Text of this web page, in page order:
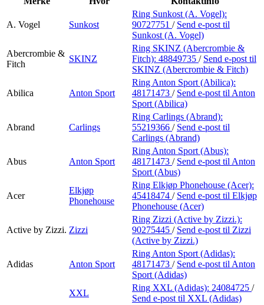
Praktisk informasjon
Ledige stillinger
Magasin
Gavekort
Finn frem
A. Vogel Sunkost
Ring Sunkost (A. Vogel):
90727751 / Send e-post til
Sunkost (A. Vogel)
Abercrombie &
Fitch
SKINZ
Ring SKINZ (Abercrombie &
Fitch): 48849735 / Send e-post til
SKINZ (Abercrombie & Fitch)
Abilica Anton Sport
Ring Anton Sport (Abilica):
48171473 / Send e-post til Anton
Sport (Abilica)
Abrand Carlings
Ring Carlings (Abrand):
55219366 / Send e-post til
Carlings (Abrand)
Abus Anton Sport
Ring Anton Sport (Abus):
48171473 / Send e-post til Anton
Sport (Abus)
Acer
Elkjøp
Phonehouse
Ring Elkjøp Phonehouse (Acer):
45418474 / Send e-post til Elkjøp
Phonehouse (Acer)
Active by Zizzi. Zizzi
Ring Zizzi (Active by Zizzi.):
90275445 / Send e-post til Zizzi
(Active by Zizzi.)
Adidas Anton Sport
Ring Anton Sport (Adidas):
48171473 / Send e-post til Anton
Sport (Adidas)
XXL
Ring XXL (Adidas): 24084725 /
Send e-post til XXL (Adidas)